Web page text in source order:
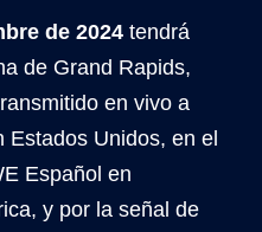
de 2024 tendrá
de Grand Rapids,
en vivo a
Unidos, en el
Español en
y por la señal de